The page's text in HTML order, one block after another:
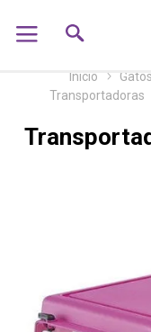
Inicio Gatos
Transportadoras